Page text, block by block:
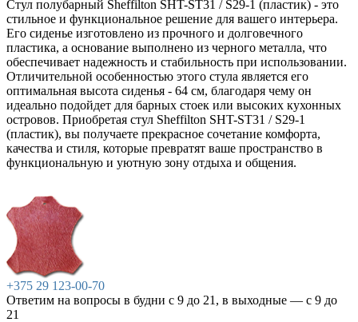
Стул полубарный Sheffilton SHT-ST31 / S29-1 (пластик) - это
стильное и функциональное решение для вашего интерьера.
Его сиденье изготовлено из прочного и долговечного
пластика, а основание выполнено из черного металла, что
обеспечивает надежность и стабильность при использовании.
Отличительной особенностью этого стула является его
оптимальная высота сиденья - 64 см, благодаря чему он
идеально подойдет для барных стоек или высоких кухонных
островов. Приобретая стул Sheffilton SHT-ST31 / S29-1
(пластик), вы получаете прекрасное сочетание комфорта,
качества и стиля, которые превратят ваше пространство в
функциональную и уютную зону отдыха и общения.
+375 29 123-00-70
Ответим на вопросы в будни с 9 до 21, в выходные — с 9 до
21